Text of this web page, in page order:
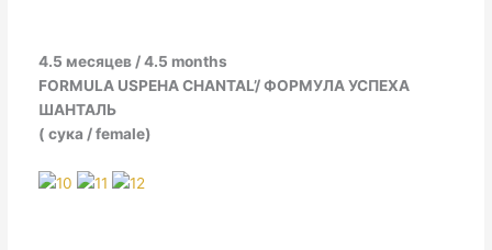
4.5 месяцев / 4.5 months
FORMULA USPEHA CHANTAL’/ ФОРМУЛА УСПЕХА
ШАНТАЛЬ
( сука / female)